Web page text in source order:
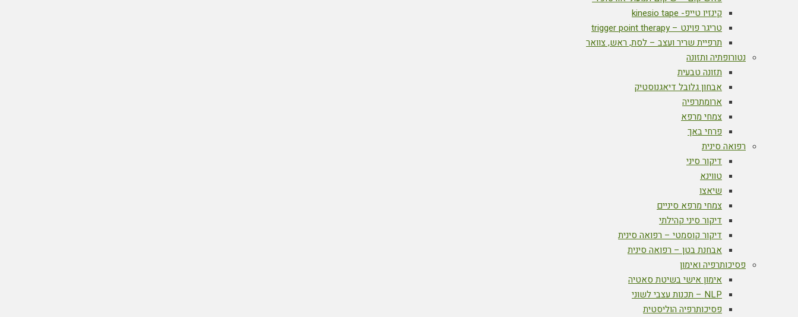
קינזיו טייפ- kinesio tape
טריגר פוינט – trigger point therapy
תרפיית שריר ועצב – לסת, ראש, צוואר
נטורופתיה ותזונה
תזונה טבעית
אבחון גלובל דיאגנוסטיק
ארומתרפיה
צמחי מרפא
פרחי באך
רפואה סינית
דיקור סיני
טווינא
שיאצו
צמחי מרפא סיניים
דיקור סיני קהילתי
דיקור קוסמטי – רפואה סינית
אבחנת בטן – רפואה סינית
פסיכותרפיה ואימון
אימון אישי בשיטת סאטיה
NLP – תכנות עצבי לשוני
פסיכותרפיה הוליסטית